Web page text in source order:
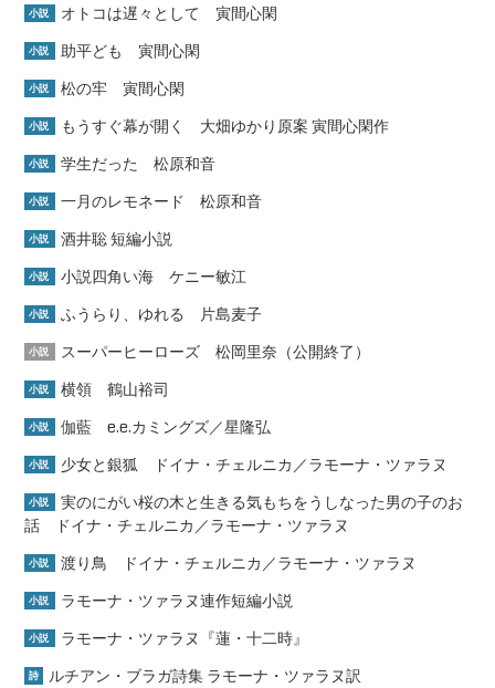
小説 オトコは遅々として 寅間心閑
小説 助平ども 寅間心閑
小説 松の牢 寅間心閑
小説 もうすぐ幕が開く 大畑ゆかり原案 寅間心閑作
小説 学生だった 松原和音
小説 一月のレモネード 松原和音
小説 酒井聡 短編小説
小説 小説四角い海 ケニー敏江
小説 ふうらり、ゆれる 片島麦子
小説 スーパーヒーローズ 松岡里奈（公開終了）
小説 横領 鶴山裕司
小説 伽藍 e.e.カミングズ／星隆弘
小説 少女と銀狐 ドイナ・チェルニカ／ラモーナ・ツァラヌ
小説
実のにがい桜の木と生きる気もちをうしなった男の子のお
話 ドイナ・チェルニカ／ラモーナ・ツァラヌ
小説 渡り鳥 ドイナ・チェルニカ／ラモーナ・ツァラヌ
小説 ラモーナ・ツァラヌ連作短編小説
小説 ラモーナ・ツァラヌ『蓮・十二時』
詩 ルチアン・ブラガ詩集 ラモーナ・ツァラヌ訳